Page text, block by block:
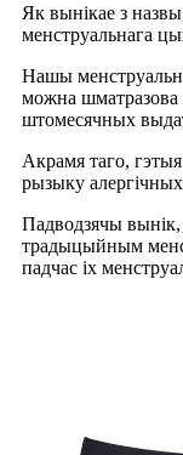
Як вынікае з
менструальнага
Нашы
можна шматразова
штомесячных
Акрамя таго,
рызыку
Падводзячы
традыцыйным
падчас іх